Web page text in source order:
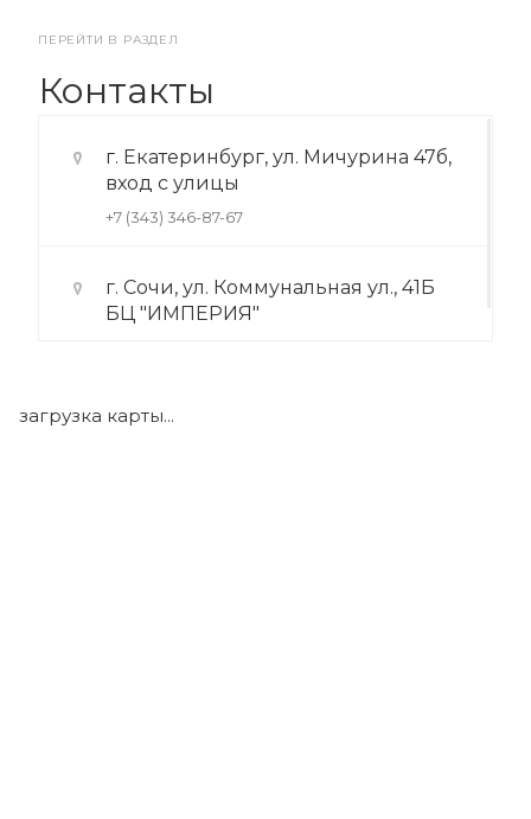
ПЕРЕЙТИ В РАЗДЕЛ
Контакты
г. Екатеринбург, ул. Мичурина 47б,
вход с улицы
+7 (343) 346-87-67
г. Сочи, ул. Коммунальная ул., 41Б
БЦ "ИМПЕРИЯ"
загрузка карты...